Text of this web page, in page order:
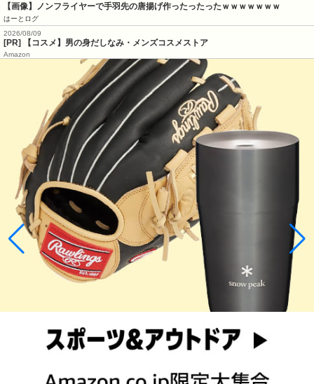
【画像】ノンフライヤーで手羽先の唐揚げ作ったったったｗｗｗｗｗｗｗ
はーとログ
2026/08/09
[PR] 【コスメ】男の身だしなみ・メンズコスメストア
Amazon